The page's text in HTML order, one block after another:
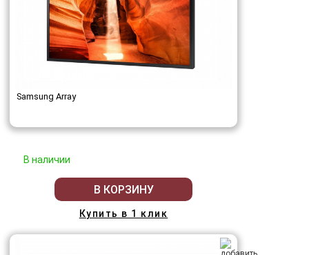
Samsung Array
В наличии
В КОРЗИНУ
Купить в 1 клик